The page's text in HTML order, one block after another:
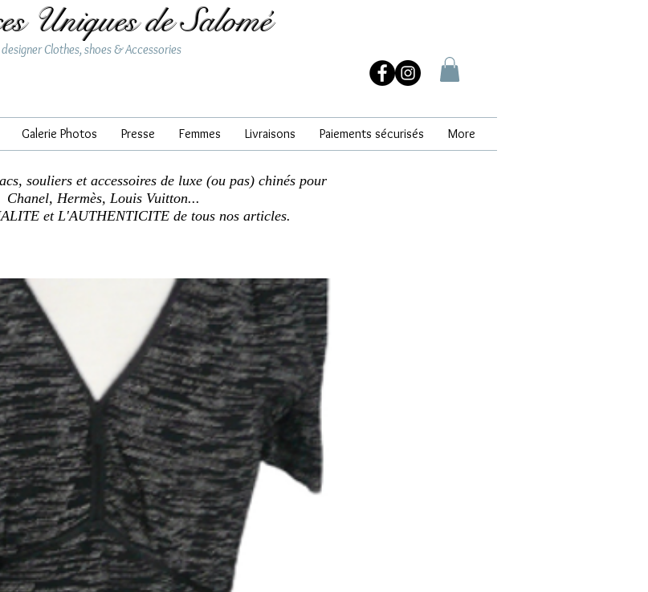
Uniques de Salomé
Clothes, shoes & Accessories
Galerie Photos Presse Femmes Livraisons Paiements sécurisés More
souliers et accessoires de luxe (ou pas) chinés pour
Chanel, Hermès, Louis Vuitton...
et L'AUTHENTICITE de tous nos articles.